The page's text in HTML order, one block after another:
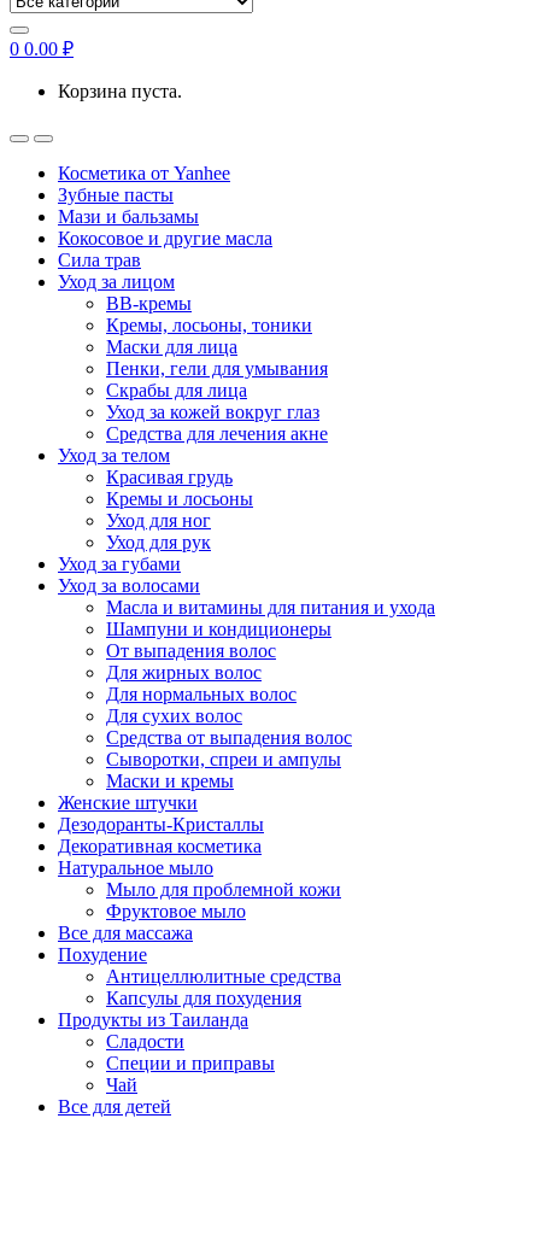
0 0.00 ₽
Корзина пуста.
Косметика от Yanhee
Зубные пасты
Мази и бальзамы
Кокосовое и другие масла
Сила трав
Уход за лицом
BB-кремы
Кремы, лосьоны, тоники
Маски для лица
Пенки, гели для умывания
Скрабы для лица
Уход за кожей вокруг глаз
Средства для лечения акне
Уход за телом
Красивая грудь
Кремы и лосьоны
Уход для ног
Уход для рук
Уход за губами
Уход за волосами
Масла и витамины для питания и ухода
Шампуни и кондиционеры
От выпадения волос
Для жирных волос
Для нормальных волос
Для сухих волос
Средства от выпадения волос
Сыворотки, спреи и ампулы
Маски и кремы
Женские штучки
Дезодоранты-Кристаллы
Декоративная косметика
Натуральное мыло
Мыло для проблемной кожи
Фруктовое мыло
Все для массажа
Похудение
Антицеллюлитные средства
Капсулы для похудения
Продукты из Таиланда
Сладости
Специи и приправы
Чай
Все для детей